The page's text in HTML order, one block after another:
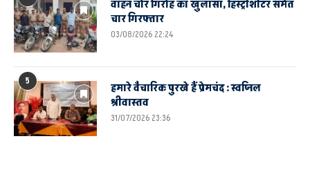
वाहन चोर गिरोह का खुलासा, हिस्ट्रीशीटर समेत
चार गिरफ्तार
03/08/2026 22:24
5
हमारे वैचारिक पुरखे हैं प्रेमचंद : स्वप्निल
श्रीवास्तव
31/07/2026 23:36